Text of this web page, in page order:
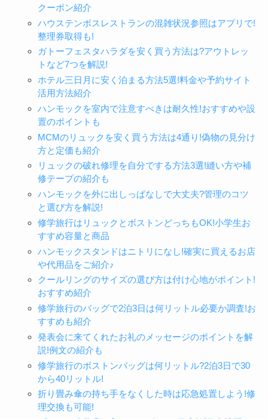
クーポン紹介
ハウステンボスレストランの混雑状況参照はアプリで!
整理券取得も!
ガトーフェスタハラダを安く買う方法は?アウトレッ
トなど7つを解説!
ホテル三日月に安く泊まる方法5選!料金や予約サイト
活用方法紹介
ハンモックを室内で注意すべきは耐久性!おすすめや設
置のポイントも
MCMのリュックを安く買う方法は4通り!偽物の見分け
方と定価も紹介
リュックの破れ修理を自分でする方法3選!縫い方や補
修テープの紹介も
ハンモックを外に出しっぱなしで大丈夫?管理のコツ
と選び方を解説!
修学旅行はリュックとボストンどっちもOK!小学生お
すすめ容量と商品
ハンモックスタンドはニトリになし!確実に買えるお店
や代用品をご紹介♪
クールリングのサイズの選び方は付け心地がポイント!
おすすめ紹介
修学旅行のバッグで2泊3日は何リットル必要か調査!お
すすめも紹介
発表会に来てくれたお礼のメッセージのポイントを解
説!例文の紹介も
修学旅行のボストンバッグは何リットル?2泊3日で30
から40リットル!
折り畳み傘の持ち手をなくした時は応急処置しよう!修
理交換も可能!